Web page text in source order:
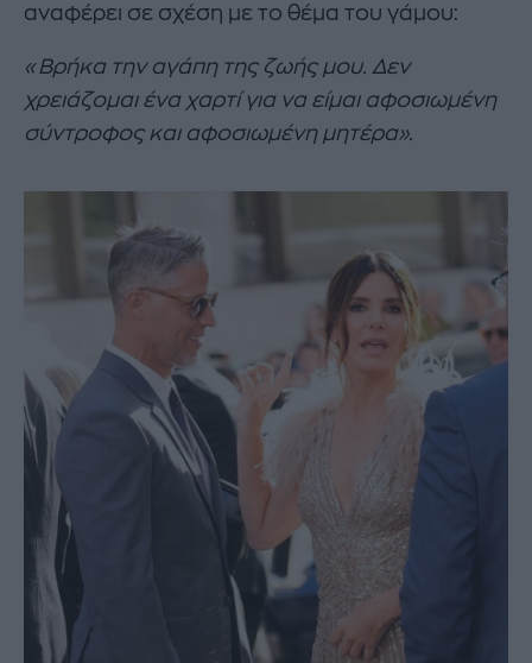
αναφέρει σε σχέση με το θέμα του γάμου:
«Βρήκα την αγάπη της ζωής μου. Δεν
χρειάζομαι ένα χαρτί για να είμαι αφοσιωμένη
σύντροφος και αφοσιωμένη μητέρα».